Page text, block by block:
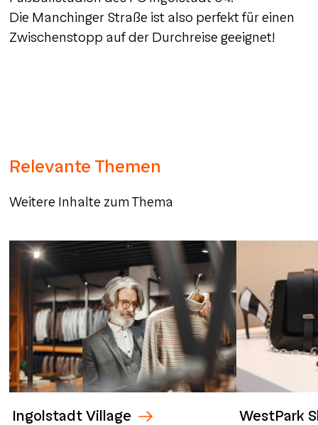
Die Manchinger Straße ist also perfekt für einen
Zwischenstopp auf der Durchreise geeignet!
Relevante Themen
Weitere Inhalte zum Thema
Ingolstadt Village WestPark